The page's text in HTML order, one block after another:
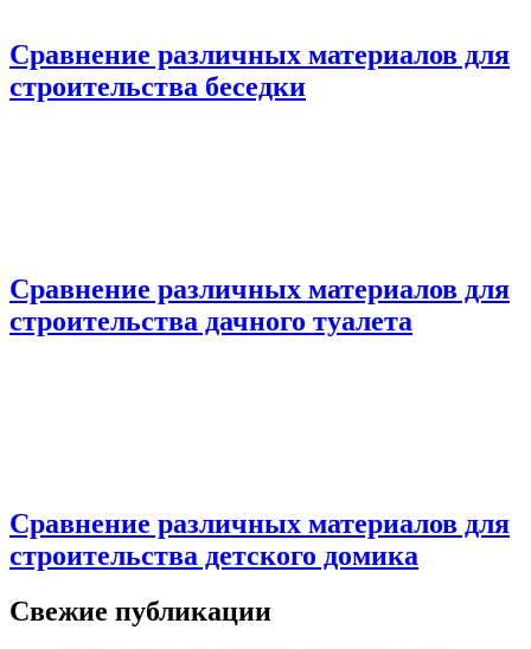
Сравнение различных материалов для
строительства беседки
Сравнение различных материалов для
строительства дачного туалета
Сравнение различных материалов для
строительства детского домика
Свежие публикации